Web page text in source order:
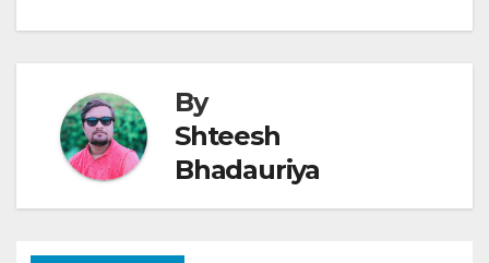
By
Shteesh
Bhadauriya